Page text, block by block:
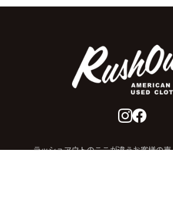
ラッシュアウトのここが違うお客様の声
すぐにお答えします